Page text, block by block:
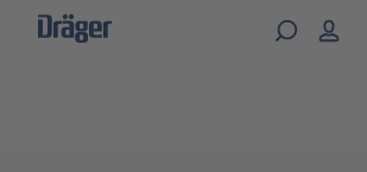
navigation